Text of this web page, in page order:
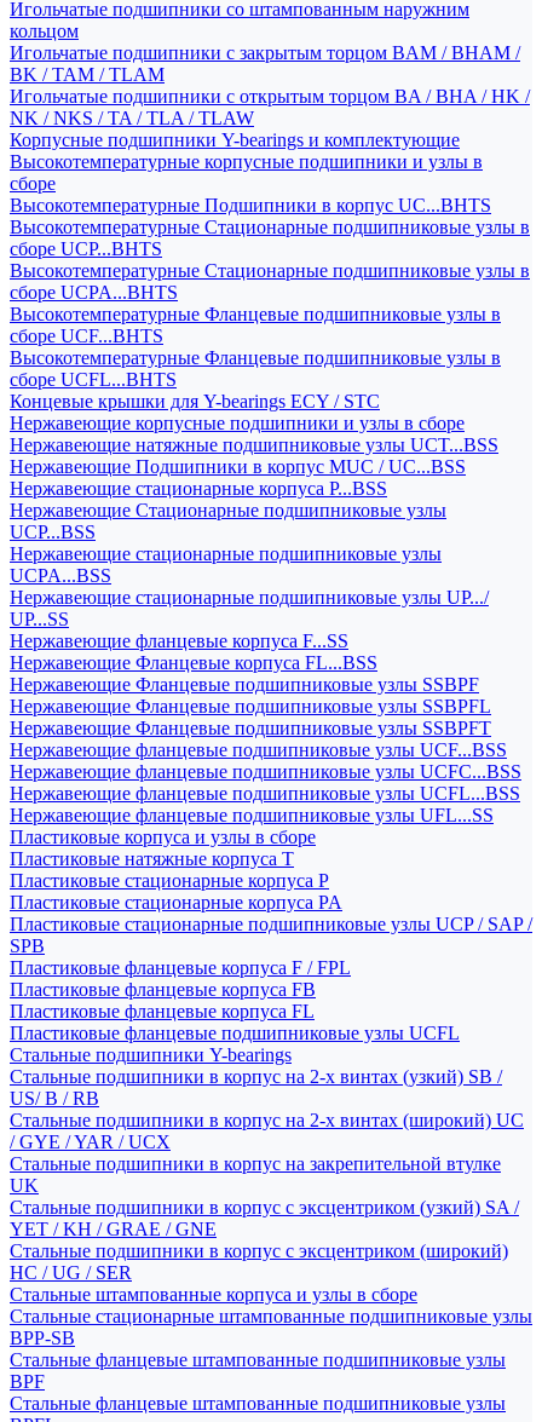
Игольчатые подшипники со штампованным наружним
кольцом
Игольчатые подшипники с закрытым торцом BAM / BHAM /
BK / TAM / TLAM
Игольчатые подшипники с открытым торцом BA / BHA / HK /
NK / NKS / TA / TLA / TLAW
Корпусные подшипники Y-bearings и комплектующие
Высокотемпературные корпусные подшипники и узлы в
сборе
Высокотемпературные Подшипники в корпус UC...BHTS
Высокотемпературные Стационарные подшипниковые узлы в
сборе UCP...BHTS
Высокотемпературные Стационарные подшипниковые узлы в
сборе UCPA...BHTS
Высокотемпературные Фланцевые подшипниковые узлы в
сборе UCF...BHTS
Высокотемпературные Фланцевые подшипниковые узлы в
сборе UCFL...BHTS
Концевые крышки для Y-bearings ECY / STC
Нержавеющие корпусные подшипники и узлы в сборе
Нержавеющие натяжные подшипниковые узлы UCT...BSS
Нержавеющие Подшипники в корпус MUC / UC...BSS
Нержавеющие стационарные корпуса P...BSS
Нержавеющие Стационарные подшипниковые узлы
UCP...BSS
Нержавеющие стационарные подшипниковые узлы
UCPA...BSS
Нержавеющие стационарные подшипниковые узлы UP.../
UP...SS
Нержавеющие фланцевые корпуса F...SS
Нержавеющие Фланцевые корпуса FL...BSS
Нержавеющие Фланцевые подшипниковые узлы SSBPF
Нержавеющие Фланцевые подшипниковые узлы SSBPFL
Нержавеющие Фланцевые подшипниковые узлы SSBPFT
Нержавеющие фланцевые подшипниковые узлы UCF...BSS
Нержавеющие фланцевые подшипниковые узлы UCFC...BSS
Нержавеющие фланцевые подшипниковые узлы UCFL...BSS
Нержавеющие фланцевые подшипниковые узлы UFL...SS
Пластиковые корпуса и узлы в сборе
Пластиковые натяжные корпуса T
Пластиковые стационарные корпуса P
Пластиковые стационарные корпуса PA
Пластиковые стационарные подшипниковые узлы UCP / SAP /
SPB
Пластиковые фланцевые корпуса F / FPL
Пластиковые фланцевые корпуса FB
Пластиковые фланцевые корпуса FL
Пластиковые фланцевые подшипниковые узлы UCFL
Стальные подшипники Y-bearings
Стальные подшипники в корпус на 2-х винтах (узкий) SB /
US/ B / RB
Стальные подшипники в корпус на 2-х винтах (широкий) UC
/ GYE / YAR / UCX
Стальные подшипники в корпус на закрепительной втулке
UK
Стальные подшипники в корпус с эксцентриком (узкий) SA /
YET / KH / GRAE / GNE
Стальные подшипники в корпус с эксцентриком (широкий)
HC / UG / SER
Стальные штампованные корпуса и узлы в сборе
Стальные стационарные штампованные подшипниковые узлы
BPP-SB
Стальные фланцевые штампованные подшипниковые узлы
BPF
Стальные фланцевые штампованные подшипниковые узлы